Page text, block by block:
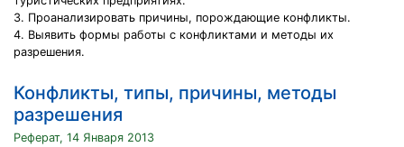
3. Проанализировать причины, порождающие конфликты.
4. Выявить формы работы с конфликтами и методы их
разрешения.
Конфликты, типы, причины, методы
разрешения
Реферат, 14 Января 2013